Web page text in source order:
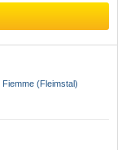
Fiemme (Fleimstal)